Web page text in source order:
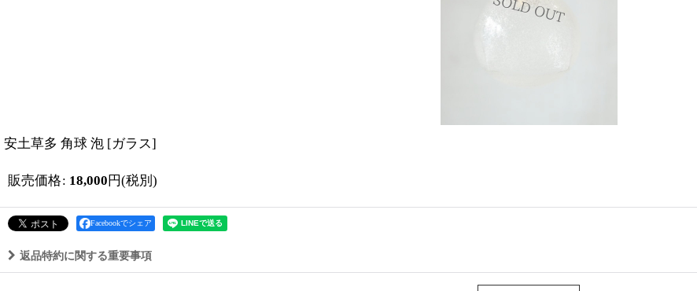
安土草多 角球 泡 [ガラス]
販売価格: 18,000 円(税別)
Facebookでシェア
返品特約に関する重要事項